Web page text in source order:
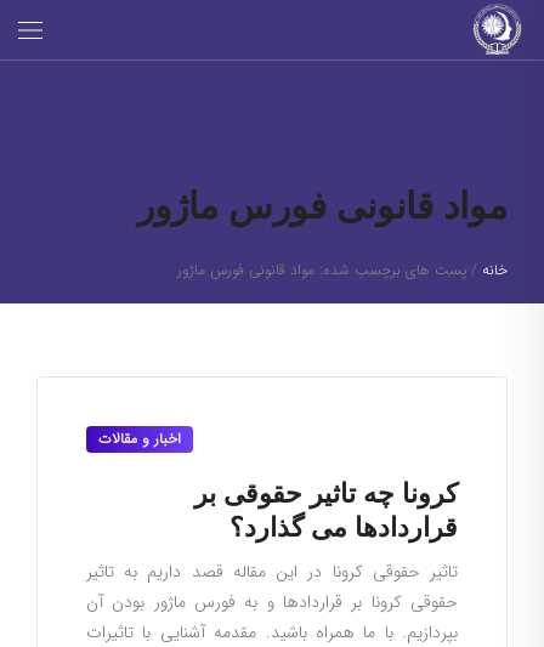
مواد قانونی فورس ماژور
خانه / پست های برچسب شده: مواد قانونی فورس ماژور
اخبار و مقالات
کرونا چه تاثیر حقوقی بر
قراردادها می گذارد؟
تاثیر حقوقی کرونا در این مقاله قصد داریم به تاثیر
حقوقی کرونا بر قراردادها و به فورس ماژور بودن آن
بپردازیم. با ما همراه باشید. مقدمه آشنایی با تاثیرات